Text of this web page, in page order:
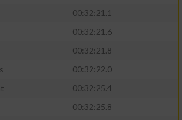
00:32:21.1
00:32:21.6
00:32:21.8
00:32:22.0
00:32:25.4
00:32:25.8
Daten zur Auswahl
für personalisierte
Profilen zur Auswahl